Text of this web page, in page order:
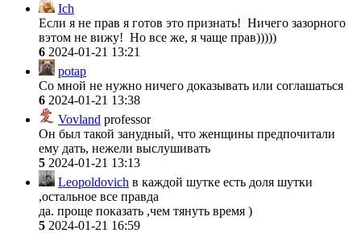
Ich
Если я не прав я готов это признать! Ничего зазорного
вэтом не вижу! Но все же, я чаще прав)))))
6 2024-01-21 13:21
potap
Со мной не нужно ничего доказывать или соглашаться
6 2024-01-21 13:38
Vovland professor
Он был такой занудный, что женщины предпочитали
ему дать, нежели выслушивать
5 2024-01-21 13:13
Leopoldovich в каждой шутке есть доля шутки
,остальное все правда
да. проще показать ,чем тянуть время )
5 2024-01-21 16:59